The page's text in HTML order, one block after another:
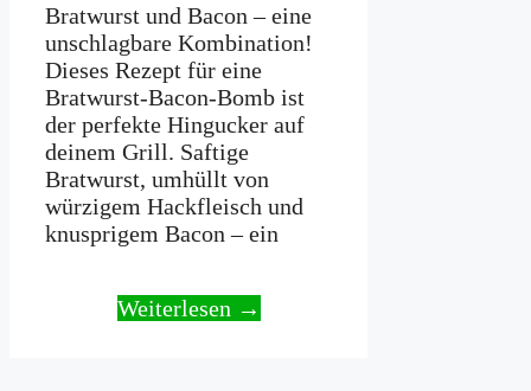
Bratwurst und Bacon – eine
unschlagbare Kombination!
Dieses Rezept für eine
Bratwurst-Bacon-Bomb ist
der perfekte Hingucker auf
deinem Grill. Saftige
Bratwurst, umhüllt von
würzigem Hackfleisch und
knusprigem Bacon – ein
Weiterlesen →